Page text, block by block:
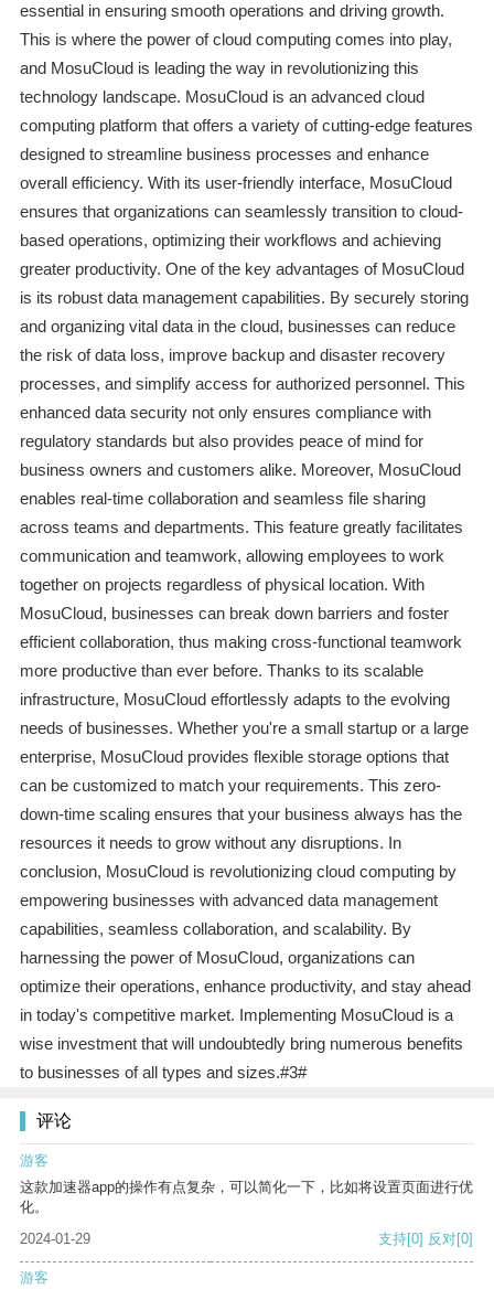
essential in ensuring smooth operations and driving growth.
This is where the power of cloud computing comes into play,
and MosuCloud is leading the way in revolutionizing this
technology landscape. MosuCloud is an advanced cloud
computing platform that offers a variety of cutting-edge features
designed to streamline business processes and enhance
overall efficiency. With its user-friendly interface, MosuCloud
ensures that organizations can seamlessly transition to cloud-
based operations, optimizing their workflows and achieving
greater productivity. One of the key advantages of MosuCloud
is its robust data management capabilities. By securely storing
and organizing vital data in the cloud, businesses can reduce
the risk of data loss, improve backup and disaster recovery
processes, and simplify access for authorized personnel. This
enhanced data security not only ensures compliance with
regulatory standards but also provides peace of mind for
business owners and customers alike. Moreover, MosuCloud
enables real-time collaboration and seamless file sharing
across teams and departments. This feature greatly facilitates
communication and teamwork, allowing employees to work
together on projects regardless of physical location. With
MosuCloud, businesses can break down barriers and foster
efficient collaboration, thus making cross-functional teamwork
more productive than ever before. Thanks to its scalable
infrastructure, MosuCloud effortlessly adapts to the evolving
needs of businesses. Whether you're a small startup or a large
enterprise, MosuCloud provides flexible storage options that
can be customized to match your requirements. This zero-
down-time scaling ensures that your business always has the
resources it needs to grow without any disruptions. In
conclusion, MosuCloud is revolutionizing cloud computing by
empowering businesses with advanced data management
capabilities, seamless collaboration, and scalability. By
harnessing the power of MosuCloud, organizations can
optimize their operations, enhance productivity, and stay ahead
in today's competitive market. Implementing MosuCloud is a
wise investment that will undoubtedly bring numerous benefits
to businesses of all types and sizes.#3#
评论
游客
这款加速器app的操作有点复杂，可以简化一下，比如将设置页面进行优
化。
2024-01-29
支持[0] 反对[0]
游客